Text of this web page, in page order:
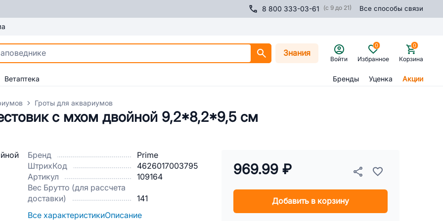
8 800 333-03-61 (с 9 до 21) Все способы связи
Знания
Войти Избранное
0
Корзина
0
Ветаптека Бренды Уценка Акции
Гроты для аквариумов
с мхом двойной 9,2*8,2*9,5 см
Бренд
Prime
ШтрихКод
4626017003795
Артикул
109164
Вес Брутто (для рассчета
доставки)
141
Все характеристикиОписание
969.99 ₽
Добавить в корзину